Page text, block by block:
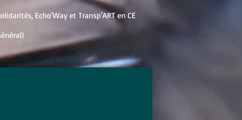
Echo'Way et Transp'ART en CE